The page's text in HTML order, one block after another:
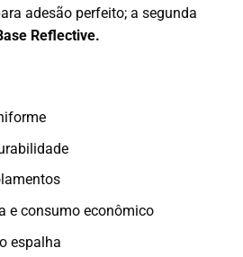
adesão perfeito; a segunda
Reflective.
e consumo econômico
espalha